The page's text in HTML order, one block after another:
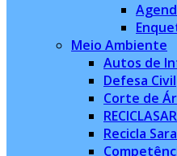
Meio Ambiente
Autos de
Defesa Civil
Corte de
Recicla